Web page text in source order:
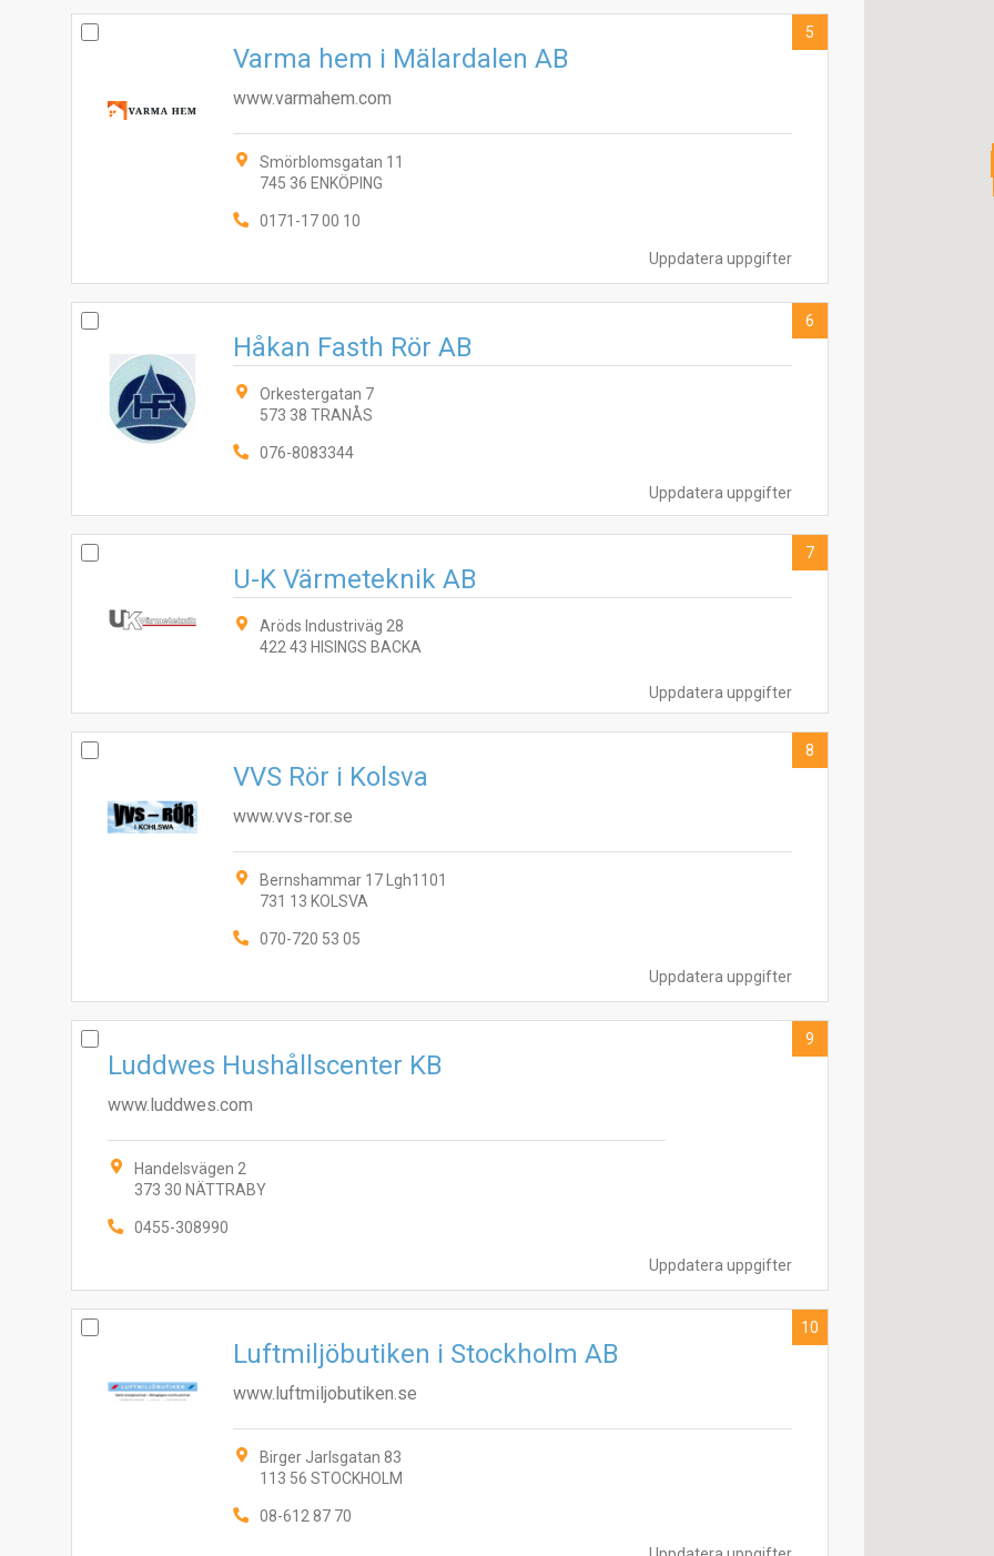
Uppdatera uppgifter
Varma hem i Mälardalen AB
www.varmahem.com
Smörblomsgatan 11
745 36 ENKÖPING
0171-17 00 10
5
Uppdatera uppgifter
Håkan Fasth Rör AB
Orkestergatan 7
573 38 TRANÅS
076-8083344
6
Uppdatera uppgifter
U-K Värmeteknik AB
Aröds Industriväg 28
422 43 HISINGS BACKA
7
Uppdatera uppgifter
VVS Rör i Kolsva
www.vvs-ror.se
Bernshammar 17 Lgh1101
731 13 KOLSVA
070-720 53 05
8
Uppdatera uppgifter
Luddwes Hushållscenter KB
www.luddwes.com
Handelsvägen 2
373 30 NÄTTRABY
0455-308990
9
Luftmiljöbutiken i Stockholm AB
www.luftmiljobutiken.se
Birger Jarlsgatan 83
113 56 STOCKHOLM
08-612 87 70
10